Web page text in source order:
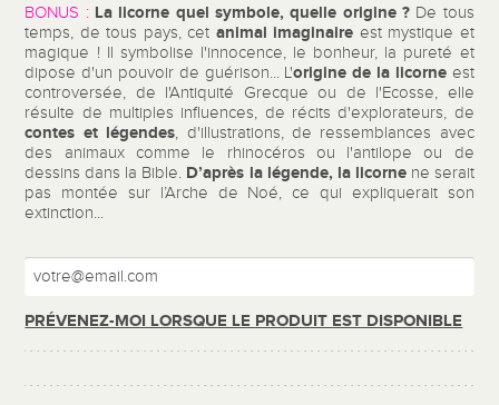
BONUS : La licorne quel symbole, quelle origine ?De tous
temps, de tous pays, cet animal imaginaire est mystique et
magique ! Il symbolise l'innocence, le bonheur, la pureté et
dipose d'un pouvoir de guérison... L'origine de la licorneest
controversée, de l'Antiquité Grecque ou de l'Ecosse, elle
résulte de multiples influences, de récits d'explorateurs, de
contes et légendes, d'illustrations, de ressemblances avec
des animaux comme le rhinocéros ou l'antilope ou de
dessins dans la Bible. D’après la légende, la licorne ne serait
pas montée sur l’Arche de Noé, ce qui expliquerait son
extinction...
PRÉVENEZ-MOI LORSQUE LE PRODUIT EST DISPONIBLE